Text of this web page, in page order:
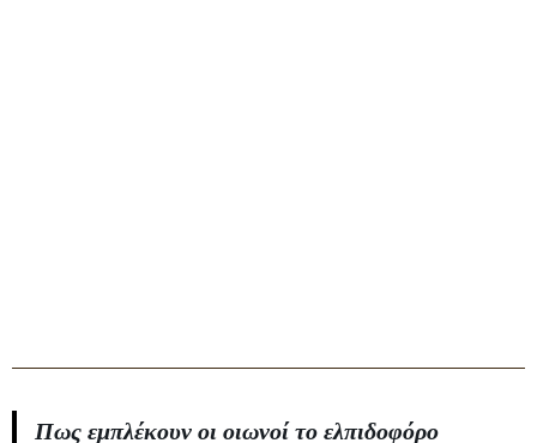
Πως εμπλέκουν οι οιωνοί το ελπιδοφόρο